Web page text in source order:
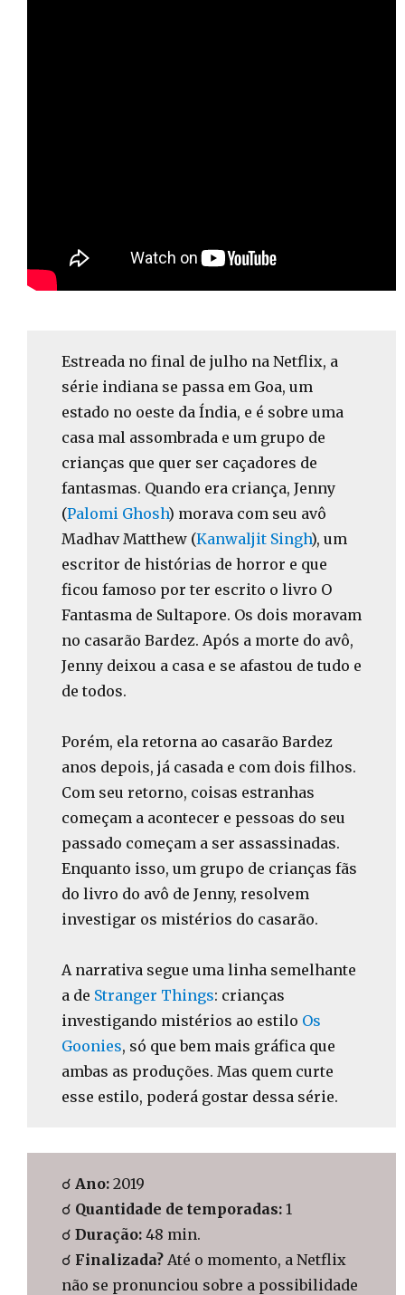
Estreada no final de julho na Netflix, a
série indiana se passa em Goa, um
estado no oeste da Índia, e é sobre uma
casa mal assombrada e um grupo de
crianças que quer ser caçadores de
fantasmas. Quando era criança, Jenny
(Palomi Ghosh) morava com seu avô
Madhav Matthew (Kanwaljit Singh), um
escritor de histórias de horror e que
ficou famoso por ter escrito o livro O
Fantasma de Sultapore. Os dois moravam
no casarão Bardez. Após a morte do avô,
Jenny deixou a casa e se afastou de tudo e
de todos.
Porém, ela retorna ao casarão Bardez
anos depois, já casada e com dois filhos.
Com seu retorno, coisas estranhas
começam a acontecer e pessoas do seu
passado começam a ser assassinadas.
Enquanto isso, um grupo de crianças fãs
do livro do avô de Jenny, resolvem
investigar os mistérios do casarão.
A narrativa segue uma linha semelhante
a de Stranger Things: crianças
investigando mistérios ao estilo Os
Goonies, só que bem mais gráfica que
ambas as produções. Mas quem curte
esse estilo, poderá gostar dessa série.
☌ Ano: 2019
☌ Quantidade de temporadas: 1
☌ Duração: 48 min.
☌ Finalizada? Até o momento, a Netflix
não se pronunciou sobre a possibilidade